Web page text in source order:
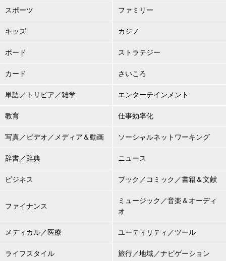
スポーツ ファミリー
キッズ カジノ
ボード ストラテジー
カード さいころ
単語／トリビア／雑学 エンターテインメント
教育 仕事効率化
写真／ビデオ／メディア＆動画 ソーシャルネットワーキング
辞書／辞典 ニュース
ビジネス ブック／コミック／書籍＆文献
ファイナンス
ミュージック／音楽＆オーディ
オ
メディカル／医療 ユーティリティ／ツール
ライフスタイル 旅行／地域／ナビゲーション